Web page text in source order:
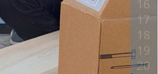
16
17
18
19
20